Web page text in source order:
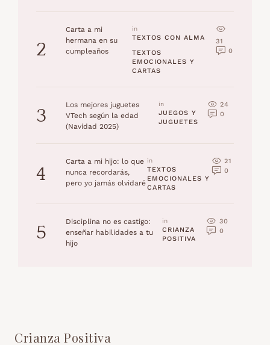
2
Carta a mi
hermana en su
cumpleaños
in
TEXTOS CON ALMA
TEXTOS
EMOCIONALES Y
CARTAS
31
0
3
Los mejores juguetes
VTech según la edad
(Navidad 2025)
in
JUEGOS Y
JUGUETES
24
0
4
Carta a mi hijo: lo que
nunca recordarás,
pero yo jamás olvidaré
in
TEXTOS
EMOCIONALES Y
CARTAS
21
0
5
Disciplina no es castigo:
enseñar habilidades a tu
hijo
in
CRIANZA
POSITIVA
30
0
Crianza Positiva